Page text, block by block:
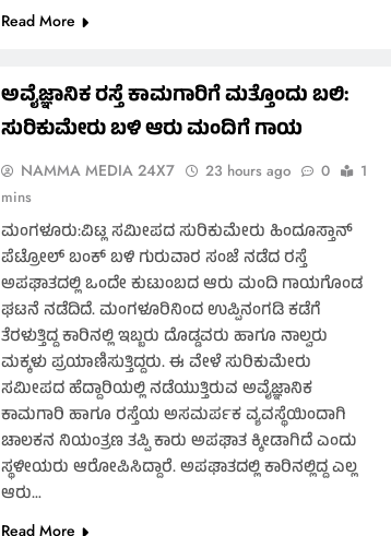
Read More
ಅವೈಜ್ಞಾನಿಕ ರಸ್ತೆ ಕಾಮಗಾರಿಗೆ ಮತ್ತೊಂದು ಬಲಿ:
ಸುರಿಕುಮೇರು ಬಳಿ ಆರು ಮಂದಿಗೆ ಗಾಯ
NAMMA MEDIA 24X7 23 hours ago 0
1
mins
ಮಂಗಳೂರು:ವಿಟ್ಲ ಸಮೀಪದ ಸುರಿಕುಮೇರು ಹಿಂದೂಸ್ತಾನ್
ಪೆಟ್ರೋಲ್ ಬಂಕ್ ಬಳಿ ಗುರುವಾರ ಸಂಜೆ ನಡೆದ ರಸ್ತೆ
ಅಪಘಾತದಲ್ಲಿ ಒಂದೇ ಕುಟುಂಬದ ಆರು ಮಂದಿ ಗಾಯಗೊಂಡ
ಘಟನೆ ನಡೆದಿದೆ. ಮಂಗಳೂರಿನಿಂದ ಉಪ್ಪಿನಂಗಡಿ ಕಡೆಗೆ
ತೆರಳುತ್ತಿದ್ದ ಕಾರಿನಲ್ಲಿ ಇಬ್ಬರು ದೊಡ್ಡವರು ಹಾಗೂ ನಾಲ್ವರು
ಮಕ್ಕಳು ಪ್ರಯಾಣಿಸುತ್ತಿದ್ದರು. ಈ ವೇಳೆ ಸುರಿಕುಮೇರು
ಸಮೀಪದ ಹೆದ್ದಾರಿಯಲ್ಲಿ ನಡೆಯುತ್ತಿರುವ ಅವೈಜ್ಞಾನಿಕ
ಕಾಮಗಾರಿ ಹಾಗೂ ರಸ್ತೆಯ ಅಸಮರ್ಪಕ ವ್ಯವಸ್ಥೆಯಿಂದಾಗಿ
ಚಾಲಕನ ನಿಯಂತ್ರಣ ತಪ್ಪಿ ಕಾರು ಅಪಘಾತ ಕ್ಕೀಡಾಗಿದೆ ಎಂದು
ಸ್ಥಳೀಯರು ಆರೋಪಿಸಿದ್ದಾರೆ. ಅಪಘಾತದಲ್ಲಿ ಕಾರಿನಲ್ಲಿದ್ದ ಎಲ್ಲ
ಆರು…
Read More
MANGALORE
ದೇಶದಲ್ಲೇ ಪ್ರಪ್ರಥಮವಾಗಿ ಪತ್ರಿಕಾ
ಓದುಗರಿಗಾಗಿ “ನಮ್ಮ ಪತ್ರಿಕೆ -ನಮ್ಮ
ಹೆಮ್ಮೆ” ಘೋಷಣೆಯೊಂದಿಗೆ ಸ್ವಯಂ